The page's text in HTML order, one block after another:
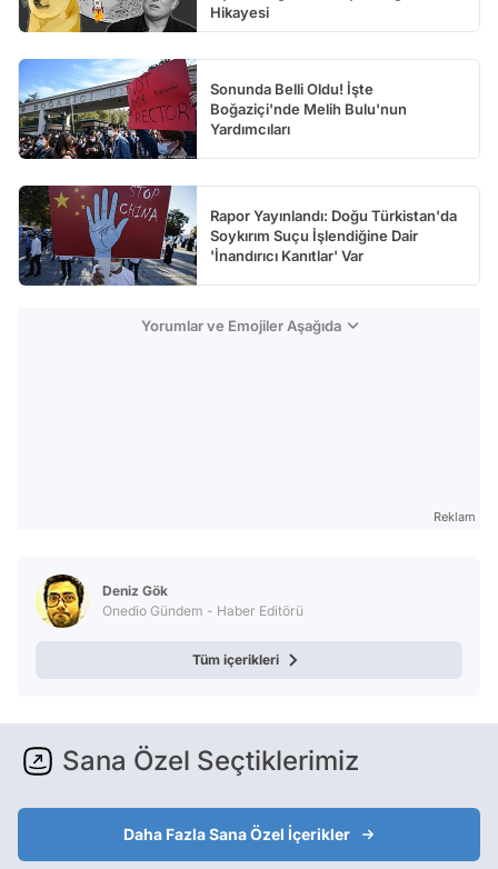
Hikayesi
Sonunda Belli Oldu! İşte
Boğaziçi'nde Melih Bulu'nun
Yardımcıları
Rapor Yayınlandı: Doğu Türkistan'da
Soykırım Suçu İşlendiğine Dair
'İnandırıcı Kanıtlar' Var
Yorumlar ve Emojiler Aşağıda
Reklam
Deniz Gök
Onedio Gündem - Haber Editörü
Tüm içerikleri
Sana Özel Seçtiklerimiz
Daha Fazla Sana Özel İçerikler